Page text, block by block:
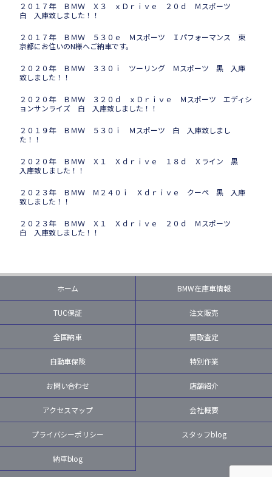
２０１７年 ＢＭＷ Ｘ３ ｘＤｒｉｖｅ ２０ｄ Ｍスポーツ
白 入庫致しました！！
２０１７年 ＢＭＷ ５３０ｅ Ｍスポーツ Ｉパフォーマンス 東
京都にお住いのN様へご納車です。
２０２０年 ＢＭＷ ３３０ｉ ツーリング Ｍスポーツ 黒 入庫
致しました！！
２０２０年 ＢＭＷ ３２０ｄ ｘＤｒｉｖｅ Ｍスポーツ エディシ
ョンサンライズ 白 入庫致しました！！
２０１９年 ＢＭＷ ５３０ｉ Ｍスポーツ 白 入庫致しまし
た！！
２０２０年 ＢＭＷ Ｘ１ Ｘｄｒｉｖｅ １８ｄ Ｘライン 黒
入庫致しました！！
２０２３年 ＢＭＷ Ｍ２４０ｉ Ｘｄｒｉｖｅ クーペ 黒 入庫
致しました！！
２０２３年 ＢＭＷ Ｘ１ Ｘｄｒｉｖｅ ２０ｄ Ｍスポーツ
白 入庫致しました！！
ホーム BMW在庫車情報
TUC保証 注文販売
全国納車 買取査定
自動車保険 特別作業
お問い合わせ 店舗紹介
アクセスマップ 会社概要
プライバシーポリシー スタッフblog
納車blog